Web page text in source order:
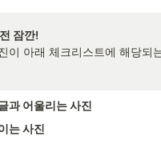
이 아래 체크리스트에 해당되
과 어울리는 사진
는 사진